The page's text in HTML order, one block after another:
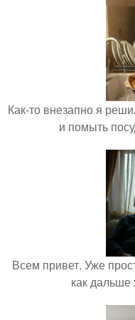
Как-то внезапно я
и помыть
Всем привет. Уже
как дальше